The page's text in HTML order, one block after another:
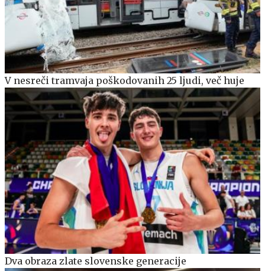
V nesreči tramvaja poškodovanih 25 ljudi, več huje
Dva obraza zlate slovenske generacije